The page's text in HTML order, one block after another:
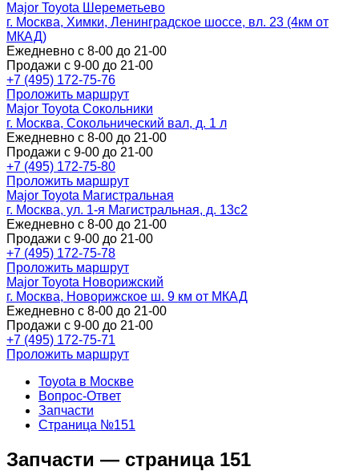
Major Toyota Шереметьево
г. Москва, Химки, Ленинградское шоссе, вл. 23 (4км от
МКАД)
Ежедневно с 8-00 до 21-00
Продажи с 9-00 до 21-00
+7 (495) 172-75-76
Проложить маршрут
Major Toyota Сокольники
г. Москва, Сокольнический вал, д. 1 л
Ежедневно с 8-00 до 21-00
Продажи с 9-00 до 21-00
+7 (495) 172-75-80
Проложить маршрут
Major Toyota Магистральная
г. Москва, ул. 1-я Магистральная, д. 13с2
Ежедневно с 8-00 до 21-00
Продажи с 9-00 до 21-00
+7 (495) 172-75-78
Проложить маршрут
Major Toyota Новорижский
г. Москва, Новорижское ш. 9 км от МКАД
Ежедневно с 8-00 до 21-00
Продажи с 9-00 до 21-00
+7 (495) 172-75-71
Проложить маршрут
Toyota в Москве
Вопрос-Ответ
Запчасти
Страница №151
Запчасти — страница 151